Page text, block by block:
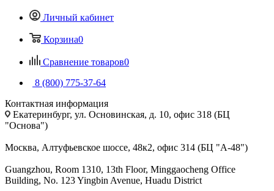
Личный кабинет
Корзина0
Сравнение товаров0
8 (800) 775-37-64
Контактная информация
Екатеринбург, ул. Основинская, д. 10, офис 318 (БЦ
"Основа")
Москва, Алтуфьевское шоссе, 48к2, офис 314 (БЦ "А-48")
Guangzhou, Room 1310, 13th Floor, Minggaocheng Office
Building, No. 123 Yingbin Avenue, Huadu District